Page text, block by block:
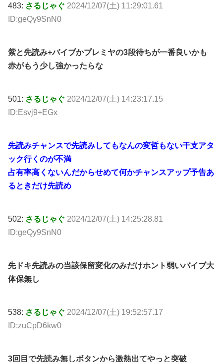
483: さるじゃぐ 2024/12/07(土) 11:29:01.61
ID:geQy9SnN0
紫と先読み+バイブかプレミヤの3段待ちが一番良いかも
赤がもう少し強かったらな
501: さるじゃぐ 2024/12/07(土) 14:23:17.15
ID:Esvj9+EGx
先読みチャンスで先読みしてもなんの変哲もない干支アタ
ック行くのが不満
占有率高くないんだからせめて何かチャンスアップ予告あ
るときだけ先読め
502: さるじゃぐ 2024/12/07(土) 14:25:28.81
ID:geQy9SnN0
先ドキ先読みの当該保留変化のみだけホント弱いバイブ大
体保無し
538: さるじゃぐ 2024/12/07(土) 19:52:57.17
ID:zuCpD6kw0
3回目で先読み無しボタンから激熱出てやっと突破